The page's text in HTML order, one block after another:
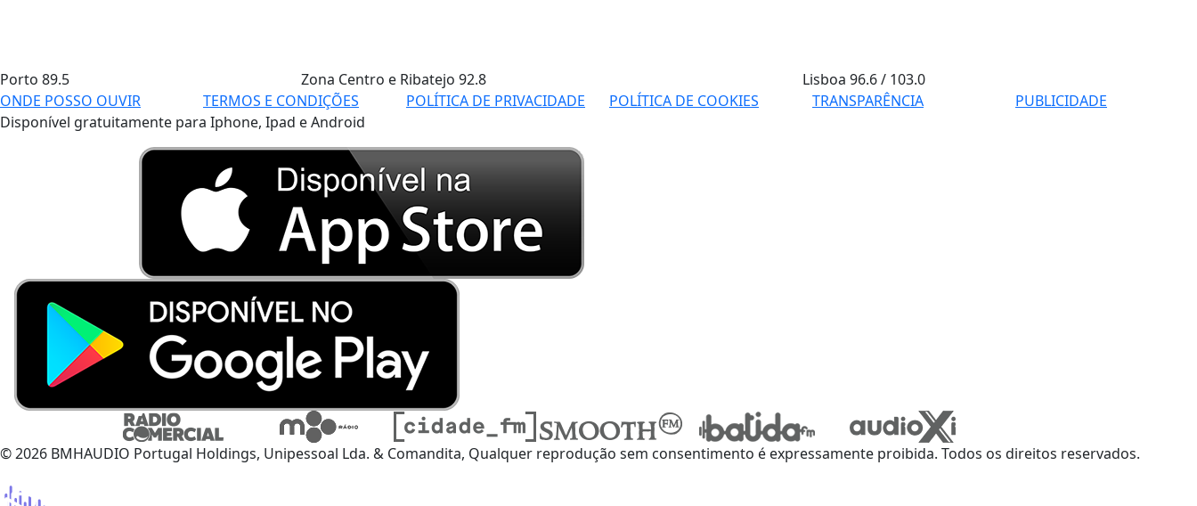
Porto 89.5 Zona Centro e Ribatejo 92.8 Lisboa96.6 / 103.0
ONDE POSSO OUVIR
TERMOS E CONDIÇÕES POLÍTICA DE PRIVACIDADE POLÍTICA DE COOKIES TRANSPARÊNCIA
PUBLICIDADE
Disponível gratuitamente para Iphone, Ipad e Android
© 2026 BMHAUDIO Portugal Holdings, Unipessoal Lda. & Comandita, Qualquer reprodução sem consentimento é expressamente proibida. Todos os direitos reservados.